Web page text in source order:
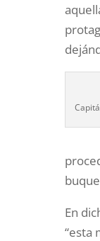
En
“esta